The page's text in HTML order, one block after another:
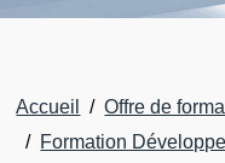
Accueil
Offre de
Formation